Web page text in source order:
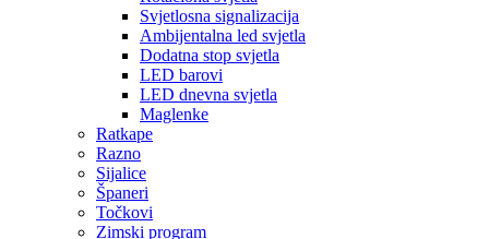
Svjetlosna signalizacija
Ambijentalna led svjetla
Dodatna stop svjetla
LED barovi
LED dnevna svjetla
Maglenke
Ratkape
Razno
Sijalice
Španeri
Točkovi
Zimski program